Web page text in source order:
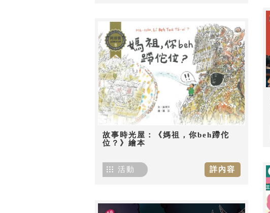
故事時光屋：《媽祖，你beh蹛佗
位？》繪本
詳內容
活動